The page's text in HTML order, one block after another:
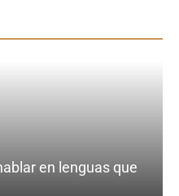
en lenguas que